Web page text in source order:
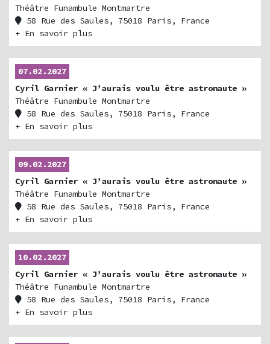
Théâtre Funambule Montmartre
58 Rue des Saules, 75018 Paris, France
+ En savoir plus
07.02.2027
Cyril Garnier « J’aurais voulu être astronaute »
Théâtre Funambule Montmartre
58 Rue des Saules, 75018 Paris, France
+ En savoir plus
09.02.2027
Cyril Garnier « J’aurais voulu être astronaute »
Théâtre Funambule Montmartre
58 Rue des Saules, 75018 Paris, France
+ En savoir plus
10.02.2027
Cyril Garnier « J’aurais voulu être astronaute »
Théâtre Funambule Montmartre
58 Rue des Saules, 75018 Paris, France
+ En savoir plus